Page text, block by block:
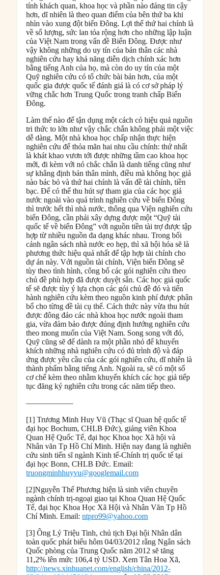
tính khách quan, khoa học và phần nào đáng tin cậy
hơn, dĩ nhiên là theo quan điểm của bên thứ ba khi
nhìn vào xung đột biển Đông. Lợi thế thứ hai chính là
về số lượng, sức lan tỏa rộng hơn cho những lập luận
của Việt Nam trong vấn đề Biển Đông. Được như
vậy không những do uy tín của bản thân các nhà
nghiên cứu hay khả năng diễn dịch chính xác hơn
bằng tiếng Anh của họ, mà còn do uy tín của một
Quỹ nghiên cứu có tổ chức bài bản hơn, của một
quốc gia được quốc tế đánh giá là có cơ sở pháp lý
vững chắc hơn Trung Quốc trong tranh chấp Biển
Đông.
Làm thế nào để tận dụng một cách có hiệu quả nguồn
tri thức to lớn như vậy chắc chắn không phải một việc
dễ dàng. Một nhà khoa học chấp nhận thực hiện
nghiên cứu để thỏa mãn hai nhu cầu chính: thứ nhất
là khát khao vươn tới được những tầm cao khoa học
mới, đi kèm với nó chắc chắn là danh tiếng cũng như
sự khẳng định bản thân mình, điều mà không học giả
nào bác bỏ và thứ hai chính là vấn đề tài chính, tiền
bạc. Để có thể thu hút sự tham gia của các học giả
nước ngoài vào quá trình nghiên cứu về biển Đông
thì trước hết thì nhà nước, thông qua Viện nghiên cứu
biển Đông, cần phải xây dựng được một “Quỹ tài
quốc tế về biển Đông” với nguồn tiền tài trợ được tập
hợp từ nhiều nguồn đa dạng khác nhau. Trong bối
cảnh ngân sách nhà nước eo hẹp, thì xã hội hóa sẽ là
phương thức hiệu quả nhất để tập hợp tài chính cho
dự án này. Với nguồn tài chính, Viện biển Đông sẽ
tùy theo tình hình, công bố các gói nghiên cứu theo
chủ đề phù hợp đã được duyệt sẵn. Các học giả quốc
tế sẽ được tùy ý lựa chọn các gói chủ đề đó và tiến
hành nghiên cứu kèm theo nguồn kinh phí được phân
bổ cho từng đề tài cụ thể. Cách thức này vừa thu hút
được đông đảo các nhà khoa học nước ngoài tham
gia, vừa đảm bảo được đúng định hướng nghiên cứu
theo mong muốn của Việt Nam. Song song với đó,
Quỹ cũng sẽ để dành ra một phần nhỏ để khuyến
khích những nhà nghiên cứu có đủ trình độ và đáp
ứng được yêu cầu của các gói nghiên cứu, dĩ nhiên là
thành phẩm bằng tiếng Anh. Ngoài ra, sẽ có một số
cơ chế kèm theo nhằm khuyến khích các học giả tiếp
tục đăng ký nghiên cứu trong các năm tiếp theo.
——————
[1] Trương Minh Huy Vũ (Thạc sĩ Quan hệ quốc tế
đại học Bochum, CHLB Đức), giảng viên Khoa
Quan Hệ Quốc Tế, đại học Khoa học Xã hội và
Nhân văn Tp Hồ Chí Minh. Hiện nay đang là nghiên
cứu sinh tiến sĩ ngành Kinh tế-Chính trị quốc tế tại
đại học Bonn, CHLB Đức. Email:
truongminhhuyvu@googlemail.com
[2]Nguyễn Thế Phương hiện là sinh viên chuyên
ngành chính trị-ngoại giao tại Khoa Quan Hệ Quốc
Tế, đại học Khoa Học Xã Hội và Nhân Văn Tp Hồ
Chí Minh. Email:ntpro99@yahoo.com
[3] Ông Lý Triệu Tinh, chủ tịch Đại hội Nhân dân
toàn quốc phát biểu hôm 04/03/2012 rằng Ngân sách
Quốc phòng của Trung Quốc năm 2012 sẽ tăng
11,2% lên mức 106,4 tỷ USD. Xem Tân Hoa Xã,
http://news.xinhuanet.com/english/china/2012-